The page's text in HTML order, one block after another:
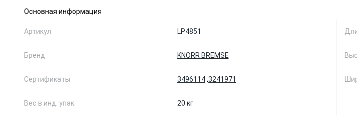
Основная информация
Артикул LP4851
Бренд KNORR BREMSE
Сертификаты 3496114,3241971
Вес в инд. упак. 20 кг